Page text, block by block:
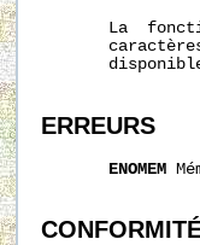
La
ERREURS
ENOMEM